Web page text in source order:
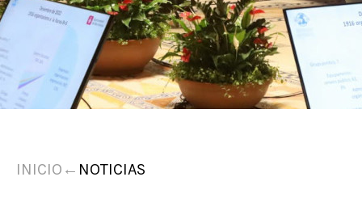
INICIO ← NOTICIAS